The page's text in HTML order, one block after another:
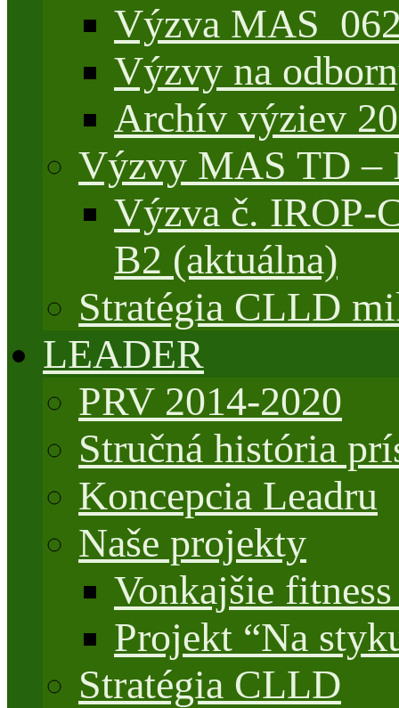
Výzva
Výzvy na
Archív výziev
Výzvy MAS TD –
Výzva č. IROP-
B2 (aktuálna)
Stratégia CLLD
LEADER
PRV 2014-2020
Stručná história
Koncepcia Leadru
Naše projekty
Vonkajšie
Projekt “Na
Stratégia CLLD